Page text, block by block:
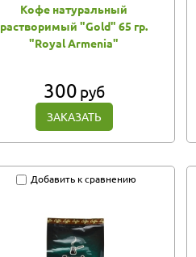
Кофе натуральный
растворимый "Gold" 65 гр.
"Royal Armenia"
300 руб
ЗАКАЗАТЬ
Добавить к сравнению